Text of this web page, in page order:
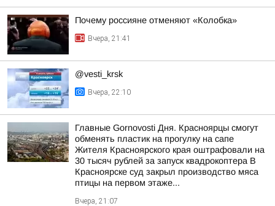
Почему россияне отменяют «Колобка»
Вчера, 21:41
@vesti_krsk
Вчера, 22:10
Главные Gornovosti Дня. Красноярцы смогут
обменять пластик на прогулку на сапе
Жителя Красноярского края оштрафовали на
30 тысяч рублей за запуск квадрокоптера В
Красноярске суд закрыл производство мяса
птицы на первом этаже...
Вчера, 21:07